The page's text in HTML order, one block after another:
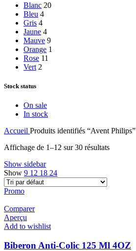
Blanc 20
Bleu 4
Gris 4
Jaune 4
Mauve 9
Orange 1
Rose 11
Vert 2
Stock status
On sale
In stock
Accueil Produits identifiés “Avent Philips”
Affichage de 1–12 sur 30 résultats
Show sidebar
Show 9 12 18 24
Promo
Comparer
Aperçu
Add to wishlist
Biberon Anti-Colic 125 Ml 4OZ